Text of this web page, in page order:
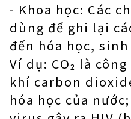
- Khoa học: Các
dùng để ghi lại
đến hóa học,
Ví dụ: CO₂ là
khí carbon
hóa học của